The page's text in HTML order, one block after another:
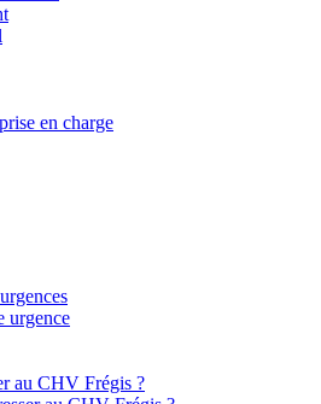
en charge
urgence
au CHV Frégis ?